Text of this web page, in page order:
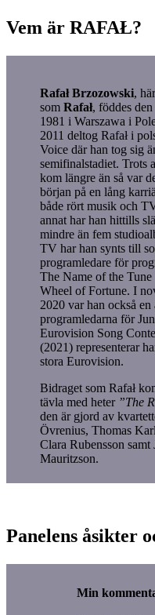
Vem är RAFAŁ?
Rafał Brzozowski,
som Rafał, föddes
1981 i Warszawa i
2011 deltog Rafał i
Voice där han tog sig
semifinalstadiet. Trots
kom längre än så var
början på en lång
både rört musik och
annat har han hittills
mindre än fem
TV har han synts till
programledare för
The Name of the Tune
Wheel of Fortune. I
2020 var han också en
programledarna för
Eurovision Song
(2021) representerar
stora Eurovision.
Bidraget som Rafał
tävla med heter ”The
den är gjord av
Övrenius, Thomas
Clara Rubensson samt
Mauritzson.
Panelens åsikter
Min